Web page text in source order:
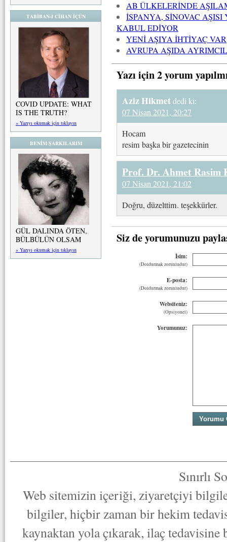
TABİBAN-I CİHAN İÇÜN
COVID UPDATE: WHAT
IS THE TRUTH?
» Yazıyı okumak için tıklayın
BENİM ŞARKILARIM
GÜL DALINDA ÖTEN,
BÜLBÜLÜN OLSAM
» Yazıyı okumak için tıklayın
AB ÜLKELERİNDE
İSPANYA, SİNOVAC
KABUL EDİYOR
YENİ AŞIYA İHTİYAÇ VAR
AVRUPA AŞIDA
Yazı için 2 yorum
Aziz Hikmetdedi ki:
07 Nisan 2021, 20:27
Hocam
resim başka bir gazetecinin
Prof. Dr. Ahmet Rasim
07 Nisan 2021, 21:02
Doğru, düzelttim. teşekkürler.
Siz de yorumunuzu
İsim:
(Doldurmak zorunludur)
E-posta:
(Doldurmak zorunludur)
Websiteniz:
(Opsiyonel)
Yorumunuz:
Sınırlı
Web sitemizin içeriği, ziyaretçiyi
bilgiler, hiçbir zaman bir hekim
kaynaktan yola çıkarak, ilaç